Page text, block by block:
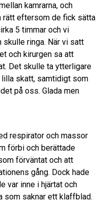
kamrarna, och
eftersom de fick sätta
5 timmar och vi
skulle ringa. När vi satt
och kirurgen sa att
Det skulle ta ytterligare
lilla skatt, samtidigt som
på oss. Glada men
respirator och massor
förbi och berättade
förväntat och att
gång. Dock hade
var inne i hjärtat och
som saknar ett klaffblad.